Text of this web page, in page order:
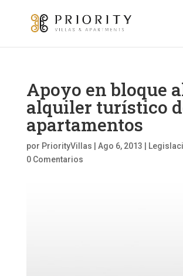
Apoyo en bloque
alquiler turístico
apartamentos
por PriorityVillas Ago 6, 2013
0 Comentarios